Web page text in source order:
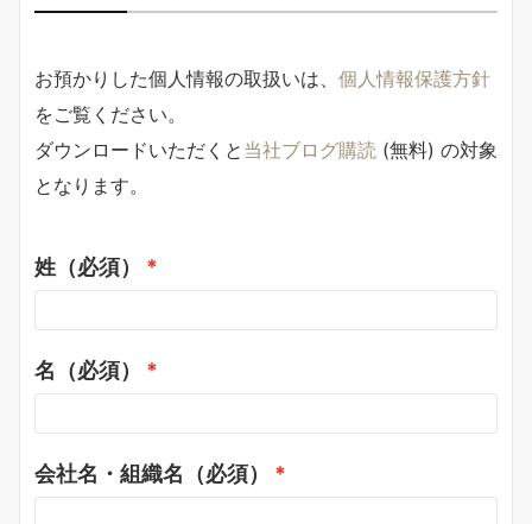
お預かりした個人情報の取扱いは、 個人情報保護方針
をご覧ください。
ダウンロードいただくと 当社ブログ購読 (無料) の対象
となります。
姓（必須）
名（必須）
会社名・組織名（必須）